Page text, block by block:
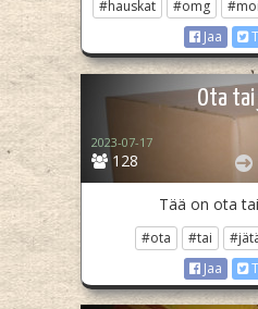
#hauskat
#omg
Jaa
Ota
128
2023-07-17
Tää on ota
#ota #tai
Jaa